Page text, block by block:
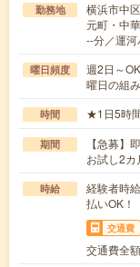
勤務地
横浜市中区
元町・中
--分／運
曜日頻度
週2日～
曜日の組
時間 ★1日5時
期間
【急募
お試し2カ
時給
経験者時
払いOK！
交通費
交通費全